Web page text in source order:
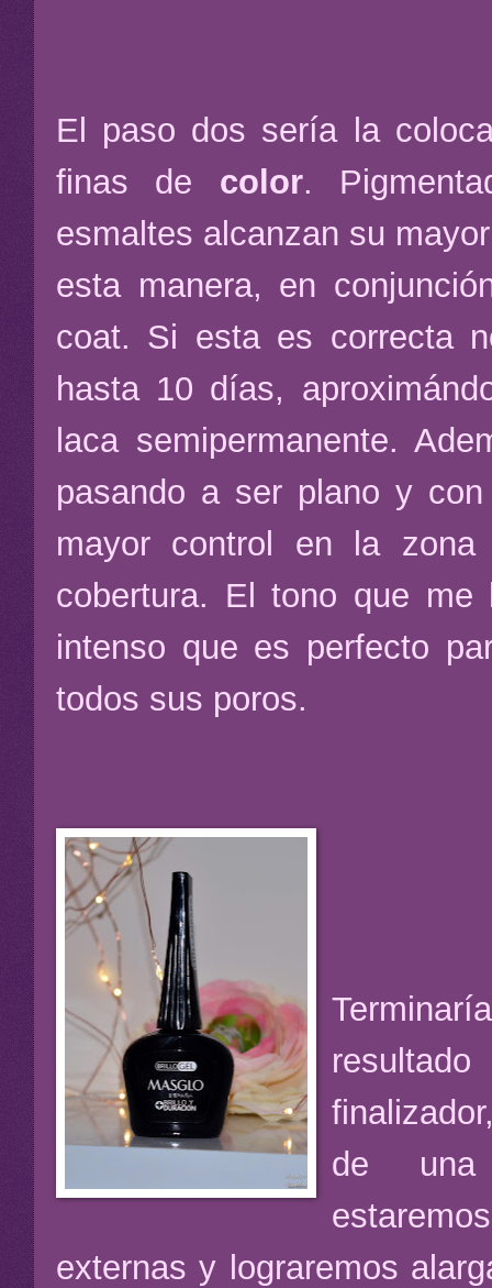
El paso dos sería la
finas de color.
esmaltes alcanzan su
esta manera, en
coat. Si esta es correcta
hasta 10 días,
laca semipermanente.
pasando a ser plano y
mayor control en la
cobertura. El tono que
intenso que es perfecto
todos sus poros.
de una
externas y lograremos